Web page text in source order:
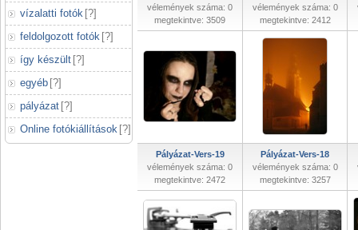
vízalatti fotók [?]
feldolgozott fotók [?]
így készült [?]
egyéb [?]
pályázat [?]
Online fotókiállítások [?]
vélemények száma: 0
megtekintve: 3509
vélemények száma: 0
megtekintve: 2412
Pályázat-Vers-19
vélemények száma: 0
megtekintve: 2472
Pályázat-Vers-18
vélemények száma: 0
megtekintve: 3257